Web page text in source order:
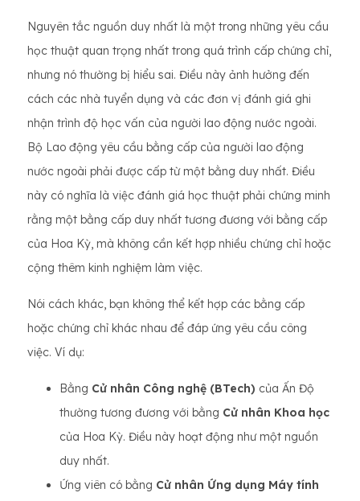
Nguyên tắc nguồn duy nhất là một trong những yêu cầu
học thuật quan trọng nhất trong quá trình cấp chứng chỉ,
nhưng nó thường bị hiểu sai. Điều này ảnh hưởng đến
cách các nhà tuyển dụng và các đơn vị đánh giá ghi
nhận trình độ học vấn của người lao động nước ngoài.
Bộ Lao động yêu cầu bằng cấp của người lao động
nước ngoài phải được cấp từ một bằng duy nhất. Điều
này có nghĩa là việc đánh giá học thuật phải chứng minh
rằng một bằng cấp duy nhất tương đương với bằng cấp
của Hoa Kỳ, mà không cần kết hợp nhiều chứng chỉ hoặc
cộng thêm kinh nghiệm làm việc.
Nói cách khác, bạn không thể kết hợp các bằng cấp
hoặc chứng chỉ khác nhau để đáp ứng yêu cầu công
việc. Ví dụ:
Bằng Cử nhân Công nghệ (BTech) của Ấn Độ
thường tương đương với bằng Cử nhân Khoa học
của Hoa Kỳ. Điều này hoạt động như một nguồn
duy nhất.
Ứng viên có bằng Cử nhân Ứng dụng Máy tính